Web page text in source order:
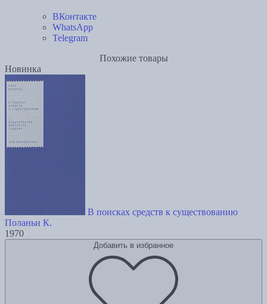
ВКонтакте
WhatsApp
Telegram
Похожие товары
Новинка
В поисках средств к существованию
Поланьи К.
1970
Добавить в избранное